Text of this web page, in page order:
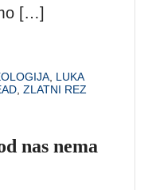
[…]
, LUKA
,ZLATNI REZ
nas nema